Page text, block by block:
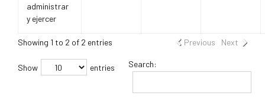
administrar
y ejercer
Showing 1 to 2 of 2 entries Previous Next
Show entries Search: